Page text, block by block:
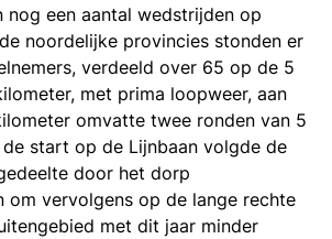
nog een aantal wedstrijden op
noordelijke provincies stonden er
verdeeld over 65 op de 5
met prima loopweer, aan
omvatte twee ronden van 5
de start op de Lijnbaan volgde de
door het dorp
om vervolgens op de lange rechte
met dit jaar minder